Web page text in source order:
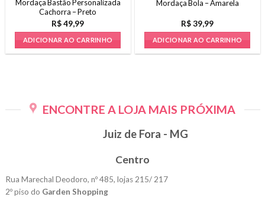
Mordaça Bastão Personalizada
Cachorra – Preto
R$49,99
ADICIONAR AO CARRINHO
Mordaça Bola – Amarela
R$39,99
ADICIONAR AO CARRINHO
ENCONTRE A LOJA MAIS PRÓXIMA
Juiz de Fora - MG
Centro
Rua Marechal Deodoro, nº 485, lojas 215/ 217
2º piso do Garden Shopping